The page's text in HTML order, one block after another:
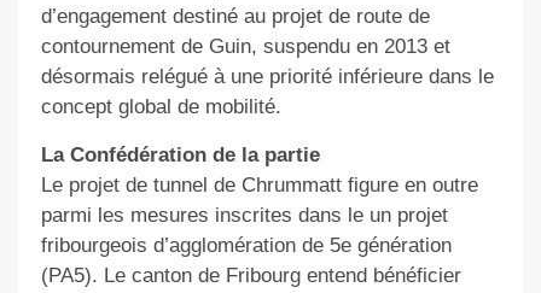
d’engagement destiné au projet de route de
contournement de Guin, suspendu en 2013 et
désormais relégué à une priorité inférieure dans le
concept global de mobilité.
La Confédération de la partie
Le projet de tunnel de Chrummatt figure en outre
parmi les mesures inscrites dans le un projet
fribourgeois d’agglomération de 5e génération
(PA5). Le canton de Fribourg entend bénéficier